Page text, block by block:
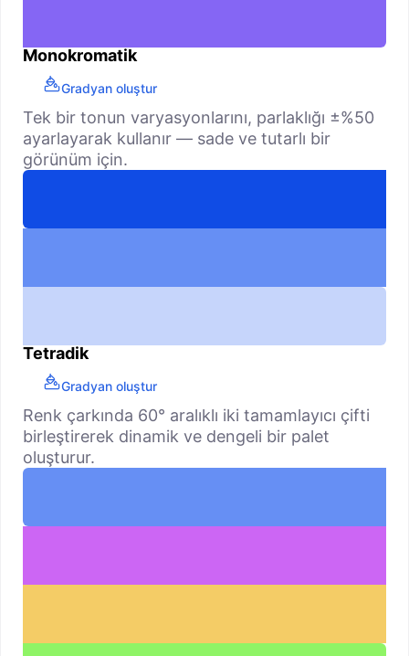
Monokromatik
Gradyan oluştur
Tek bir tonun varyasyonlarını, parlaklığı ±%50
ayarlayarak kullanır — sade ve tutarlı bir
görünüm için.
Tetradik
Gradyan oluştur
Renk çarkında 60° aralıklı iki tamamlayıcı çifti
birleştirerek dinamik ve dengeli bir palet
oluşturur.